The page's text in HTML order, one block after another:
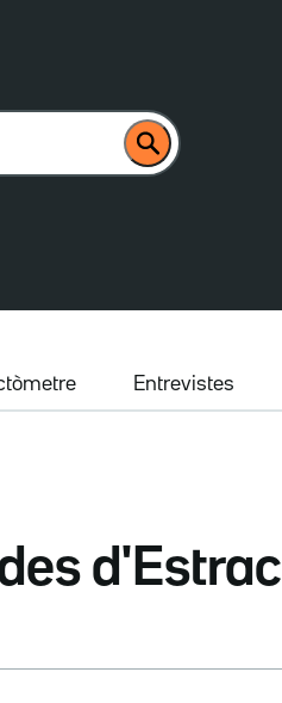
Entrevistes
d'Estrac